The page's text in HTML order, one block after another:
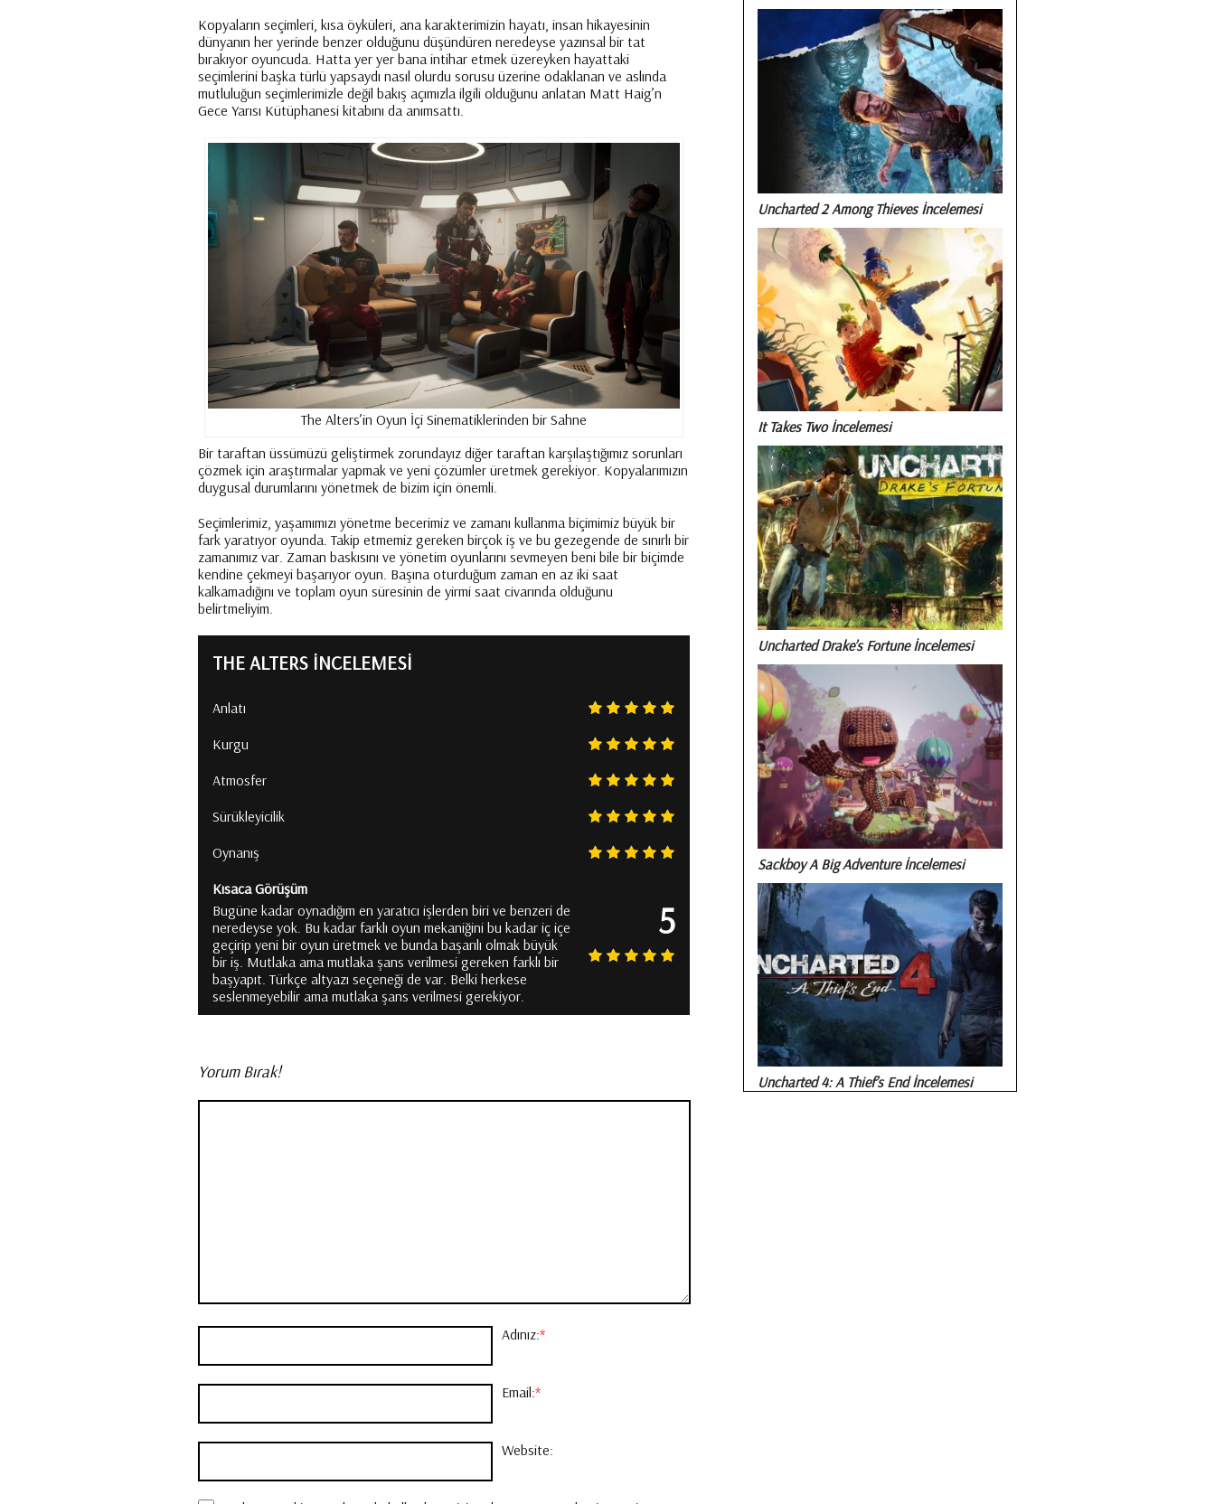
Kopyaların seçimleri, kısa öyküleri, ana karakterimizin hayatı, insan hikayesinin
dünyanın her yerinde benzer olduğunu düşündüren neredeyse yazınsal bir tat
bırakıyor oyuncuda. Hatta yer yer bana intihar etmek üzereyken hayattaki
seçimlerini başka türlü yapsaydı nasıl olurdu sorusu üzerine odaklanan ve aslında
mutluluğun seçimlerimizle değil bakış açımızla ilgili olduğunu anlatan Matt Haig’n
Gece Yarısı Kütüphanesi kitabını da anımsattı.
The Alters’in Oyun İçi Sinematiklerinden bir Sahne
Bir taraftan üssümüzü geliştirmek zorundayız diğer taraftan karşılaştığımız sorunları
çözmek için araştırmalar yapmak ve yeni çözümler üretmek gerekiyor. Kopyalarımızın
duygusal durumlarını yönetmek de bizim için önemli.
Seçimlerimiz, yaşamımızı yönetme becerimiz ve zamanı kullanma biçimimiz büyük bir
fark yaratıyor oyunda. Takip etmemiz gereken birçok iş ve bu gezegende de sınırlı bir
zamanımız var. Zaman baskısını ve yönetim oyunlarını sevmeyen beni bile bir biçimde
kendine çekmeyi başarıyor oyun. Başına oturduğum zaman en az iki saat
kalkamadığını ve toplam oyun süresinin de yirmi saat civarında olduğunu
belirtmeliyim.
THE ALTERS İNCELEMESI
Anlatı
Kurgu
Atmosfer
Sürükleyicilik
Oynanış
5
Kısaca Görüşüm
Bugüne kadar oynadığım en yaratıcı işlerden biri ve benzeri de
neredeyse yok. Bu kadar farklı oyun mekaniğini bu kadar iç içe
geçirip yeni bir oyun üretmek ve bunda başarılı olmak büyük
bir iş. Mutlaka ama mutlaka şans verilmesi gereken farklı bir
başyapıt. Türkçe altyazı seçeneği de var. Belki herkese
seslenmeyebilir ama mutlaka şans verilmesi gerekiyor.
Yorum Bırak!
Adınız:*
Email:*
Website:
Uncharted 2 Among Thieves İncelemesi
It Takes Two İncelemesi
Uncharted Drake’s Fortune İncelemesi
Sackboy A Big Adventure İncelemesi
Uncharted 4: A Thief’s End İncelemesi